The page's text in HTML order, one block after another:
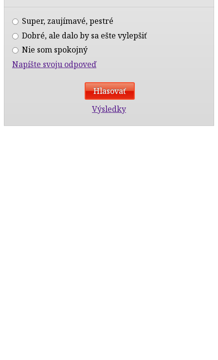
Super, zaujímavé, pestré
Dobré, ale dalo by sa ešte vylepšiť
Nie som spokojný
Napíšte svoju odpoveď
Výsledky